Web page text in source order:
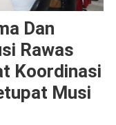
Dan
Rawas
Koordinasi
Musi